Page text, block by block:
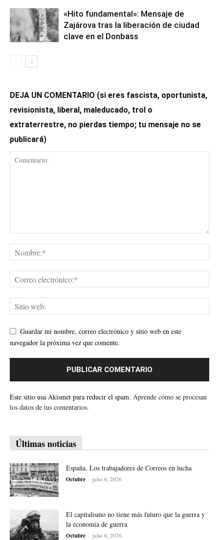
«Hito fundamental»: Mensaje de
Zajárova tras la liberación de ciudad
clave en el Donbass
DEJA UN COMENTARIO (si eres fascista, oportunista,
revisionista, liberal, maleducado, trol o
extraterrestre, no pierdas tiempo; tu mensaje no se
publicará)
Guardar mi nombre, correo electrónico y sitio web en este
navegador la próxima vez que comente.
Este sitio usa Akismet para reducir el spam. Aprende cómo se procesan
los datos de tus comentarios.
Últimas noticias
España. Los trabajadores de Correos en lucha
Octubre - julio 6, 2026
El capitalismo no tiene más futuro que la guerra y
la economía de guerra
Octubre - julio 6, 2026